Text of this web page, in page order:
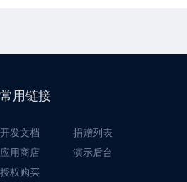
常用链接
开发文档
捐赠列表
应用商店
演示后台
授权购买